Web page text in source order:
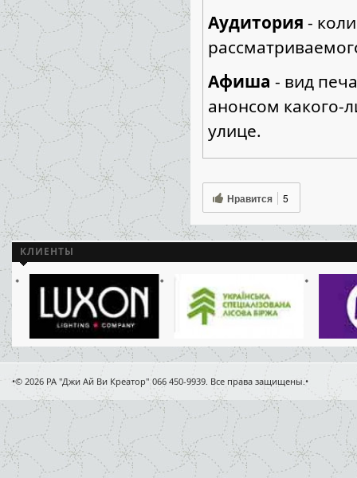
Аудитория -
Афиша - вид
анонсом какого-
улице.
Нравится 5
КЛИЕНТЫ
•© 2026 РА "Джи Ай Ви Креатор" 066 450-9939. Все права защищены.•